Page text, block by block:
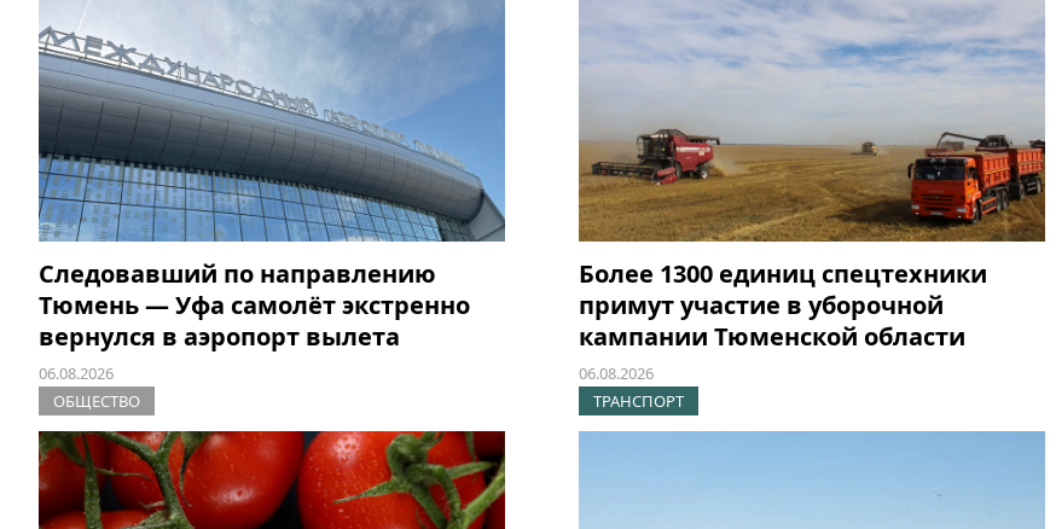
Следовавший по направлению
Тюмень — Уфа самолёт экстренно
вернулся в аэропорт вылета
06.08.2026
Более 1300 единиц спецтехники
примут участие в уборочной
кампании Тюменской области
06.08.2026
ОБЩЕСТВО
ТРАНСПОРТ